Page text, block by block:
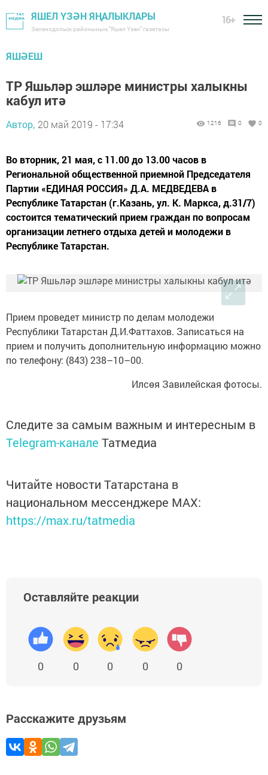
ЯШЕЛ ҮЗӘН ЯҢАЛЫКЛАРЫ
Зеленодольск районының "Яшел Үзән" газетасы
16+
ЯШӘЕШ
ТР Яшьләр эшләре министры халыкны
кабул итә
Автор, 20 май 2019 - 17:34 1216 0 0
Во вторник, 21 мая, с 11.00 до 13.00 часов в
Региональной общественной приемной Председателя
Партии «ЕДИНАЯ РОССИЯ» Д.А. МЕДВЕДЕВА в
Республике Татарстан (г.Казань, ул. К. Маркса, д.31/7)
состоится тематический прием граждан по вопросам
организации летнего отдыха детей и молодежи в
Республике Татарстан.
Прием проведет министр по делам молодежи
Республики Татарстан Д.И.Фаттахов. Записаться на
прием и получить дополнительную информацию можно
по телефону: (843) 238–10–00.
Илсөя Завилейская фотосы.
Следите за самым важным и интересным в
Telegram-канале Татмедиа
Читайте новости Татарстана в
национальном мессенджере MАХ:
https://max.ru/tatmedia
Оставляйте реакции
0 0 0 0 0
Расскажите друзьям